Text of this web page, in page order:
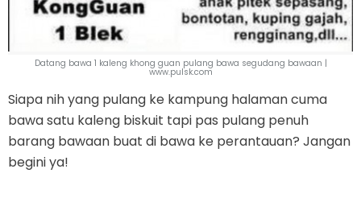
Datang bawa 1 kaleng khong guan pulang bawa segudang bawaan |
www.pulsk.com
Siapa nih yang pulang ke kampung halaman cuma
bawa satu kaleng biskuit tapi pas pulang penuh
barang bawaan buat di bawa ke perantauan? Jangan
begini ya!